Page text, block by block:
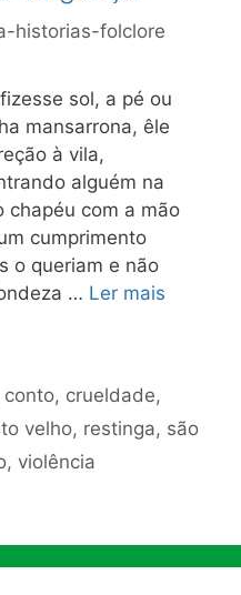
historias-folclore
sol, a pé ou
mansarrona, êle
à vila,
alguém na
chapéu com a mão
cumprimento
o queriam e não
… Ler mais
conto, crueldade,
velho, restinga, são
, violência